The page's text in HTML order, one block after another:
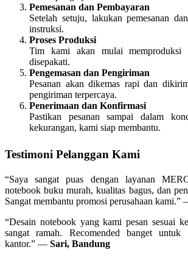
Pemesanan dan Pembayaran
Setelah setuju, lakukan pemesanan
instruksi.
Proses Produksi
Tim kami akan mulai memproduksi
disepakati.
Pengemasan dan Pengiriman
Pesanan akan dikemas rapi dan
pengiriman terpercaya.
Penerimaan dan Konfirmasi
Pastikan pesanan sampai dalam
kekurangan, kami siap membantu.
Testimoni Pelanggan Kami
“Saya sangat puas dengan layanan
notebook buku murah, kualitas bagus, dan
Sangat membantu promosi perusahaan kami.”
“Desain notebook yang kami pesan sesuai
sangat ramah. Recomended banget untuk
kantor.” — Sari, Bandung